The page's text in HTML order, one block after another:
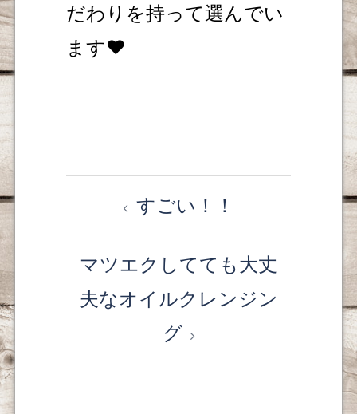
だわりを持って選んでい
ます❤
稿
ナ
すごい！！
マツエクしてても大丈
夫なオイルクレンジン
グ